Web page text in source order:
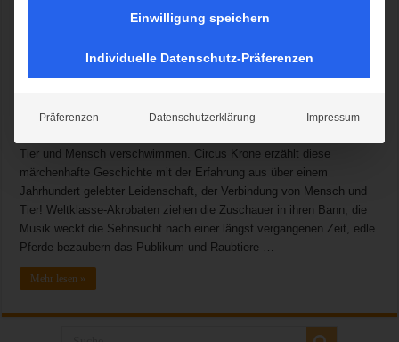
Magie liegt in der Luft, nostalgische Musik, ein Zelt wie ein Palast in
den goldenen 20er Jahren – die Besucher werden in eine fabelhafte
zum Innenhof eines Palastes. „Mandana“ die Pferdeprinzessin,
Tier und Mensch verschwimmen. Circus Krone erzählt diese
märchenhafte Geschichte mit der Erfahrung aus über einem
Jahrhundert gelebter Leidenschaft, der Verbindung von Mensch und
Tier! Weltklasse-Akrobaten ziehen die Zuschauer in ihren Bann, die
Musik weckt die Sehnsucht nach einer längst vergangenen Zeit, edle
Pferde bezaubern das Publikum und Raubtiere …
Mehr lesen »
Einwilligung speichern
Individuelle Datenschutz-Präferenzen
Präferenzen Datenschutzerklärung Impressum